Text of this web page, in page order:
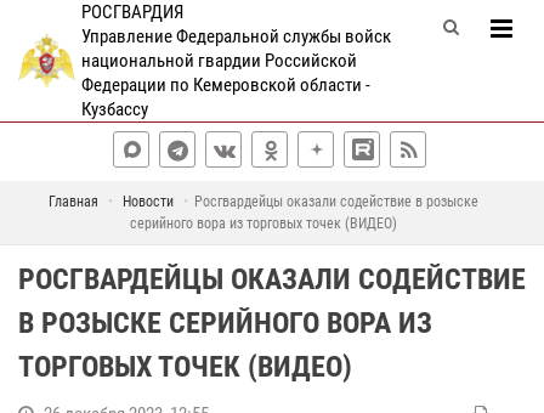
РОСГВАРДИЯ
Управление Федеральной службы войск
национальной гвардии Российской
Федерации по Кемеровской области -
Кузбассу
Главная Новости
Росгвардейцы оказали содействие в розыске
серийного вора из торговых точек (ВИДЕО)
РОСГВАРДЕЙЦЫ ОКАЗАЛИ СОДЕЙСТВИЕ
В РОЗЫСКЕ СЕРИЙНОГО ВОРА ИЗ
ТОРГОВЫХ ТОЧЕК (ВИДЕО)